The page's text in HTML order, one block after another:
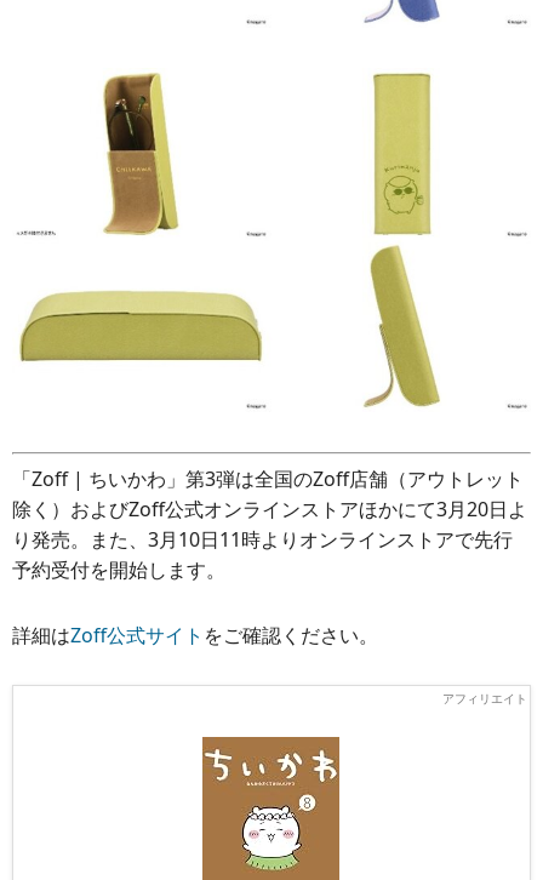
「Zoff | ちいかわ」第3弾は全国のZoff店舗（アウトレット
除く）およびZoff公式オンラインストアほかにて3月20日よ
り発売。また、3月10日11時よりオンラインストアで先行
予約受付を開始します。
詳細はZoff公式サイト をご確認ください。